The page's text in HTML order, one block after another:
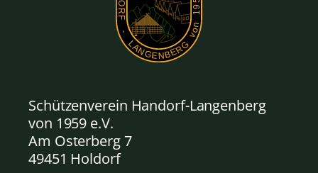
Schützenverein Handorf-Langenberg
von 1959 e.V.
Am Osterberg 7
49451 Holdorf